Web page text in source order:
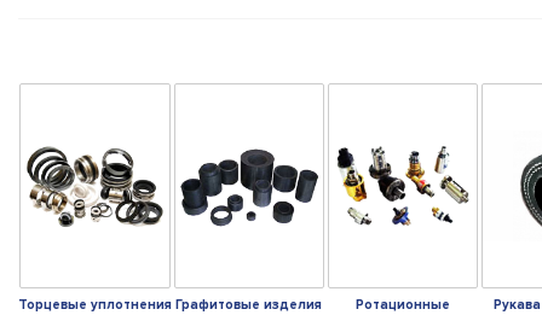
Торцевые уплотнения Графитовые изделия
Ротационные